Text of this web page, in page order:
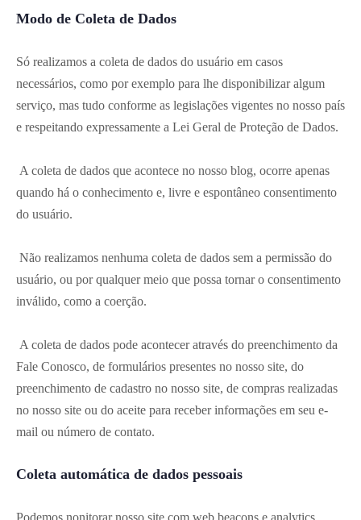
Modo de Coleta de Dados
Só realizamos a coleta de dados do usuário em casos
necessários, como por exemplo para lhe disponibilizar algum
serviço, mas tudo conforme as legislações vigentes no nosso país
e respeitando expressamente a Lei Geral de Proteção de Dados.
A coleta de dados que acontece no nosso blog, ocorre apenas
quando há o conhecimento e, livre e espontâneo consentimento
do usuário.
Não realizamos nenhuma coleta de dados sem a permissão do
usuário, ou por qualquer meio que possa tornar o consentimento
inválido, como a coerção.
A coleta de dados pode acontecer através do preenchimento da
Fale Conosco, de formulários presentes no nosso site, do
preenchimento de cadastro no nosso site, de compras realizadas
no nosso site ou do aceite para receber informações em seu e-
mail ou número de contato.
Coleta automática de dados pessoais
Podemos nonitorar nosso site com web beacons e analytics,